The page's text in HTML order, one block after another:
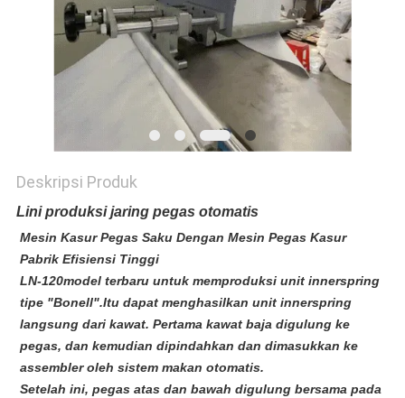
Deskripsi Produk
Lini produksi jaring pegas otomatis
Mesin Kasur Pegas Saku Dengan Mesin Pegas Kasur
Pabrik Efisiensi Tinggi
LN-120model terbaru untuk memproduksi unit innerspring
tipe "Bonell".Itu dapat menghasilkan unit innerspring
langsung dari kawat. Pertama kawat baja digulung ke
pegas, dan kemudian dipindahkan dan dimasukkan ke
assembler oleh sistem makan otomatis.
Setelah ini, pegas atas dan bawah digulung bersama pada